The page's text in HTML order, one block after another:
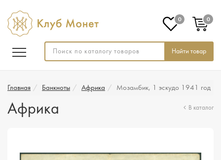
Найти товар
0 0
Главная Банкноты Африка Мозамбик, 1 эскудо 1941 год
Африка В каталог